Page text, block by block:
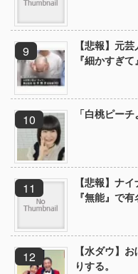
【悲報】元
『細かすぎ
「白桃ピー
【悲報】ナ
『無能』で
【水ダウ】
りする。